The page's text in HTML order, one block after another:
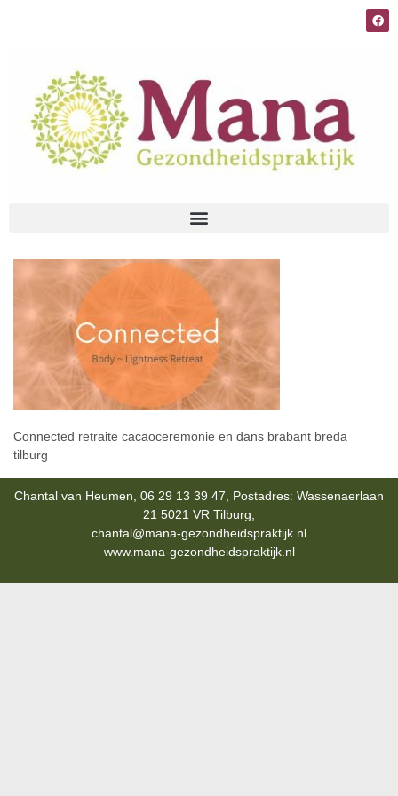
Connected retraite cacaoceremonie en dans brabant breda
tilburg
Chantal van Heumen, 06 29 13 39 47, Postadres: Wassenaerlaan
21 5021 VR Tilburg,
chantal@mana-gezondheidspraktijk.nl
www.mana-gezondheidspraktijk.nl